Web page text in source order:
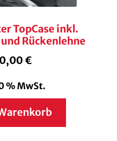
TopCase inkl.
Rückenlehne
€
% MwSt.